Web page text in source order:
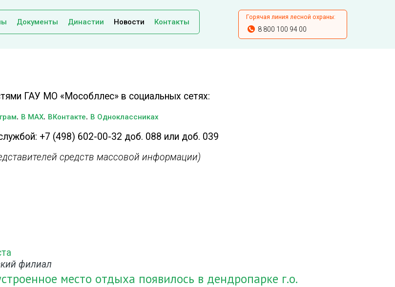
Документы Династии Новости Контакты
Горячая линия лесной охраны:
8 800 100 94 00
ГАУ МО «Мособллес» в социальных сетях:
. В MAX. ВКонтакте. В Одноклассниках
+7 (498) 602-00-32 доб. 088 или доб. 039
средств массовой информации)
филиал
место отдыха появилось в дендропарке г.о.